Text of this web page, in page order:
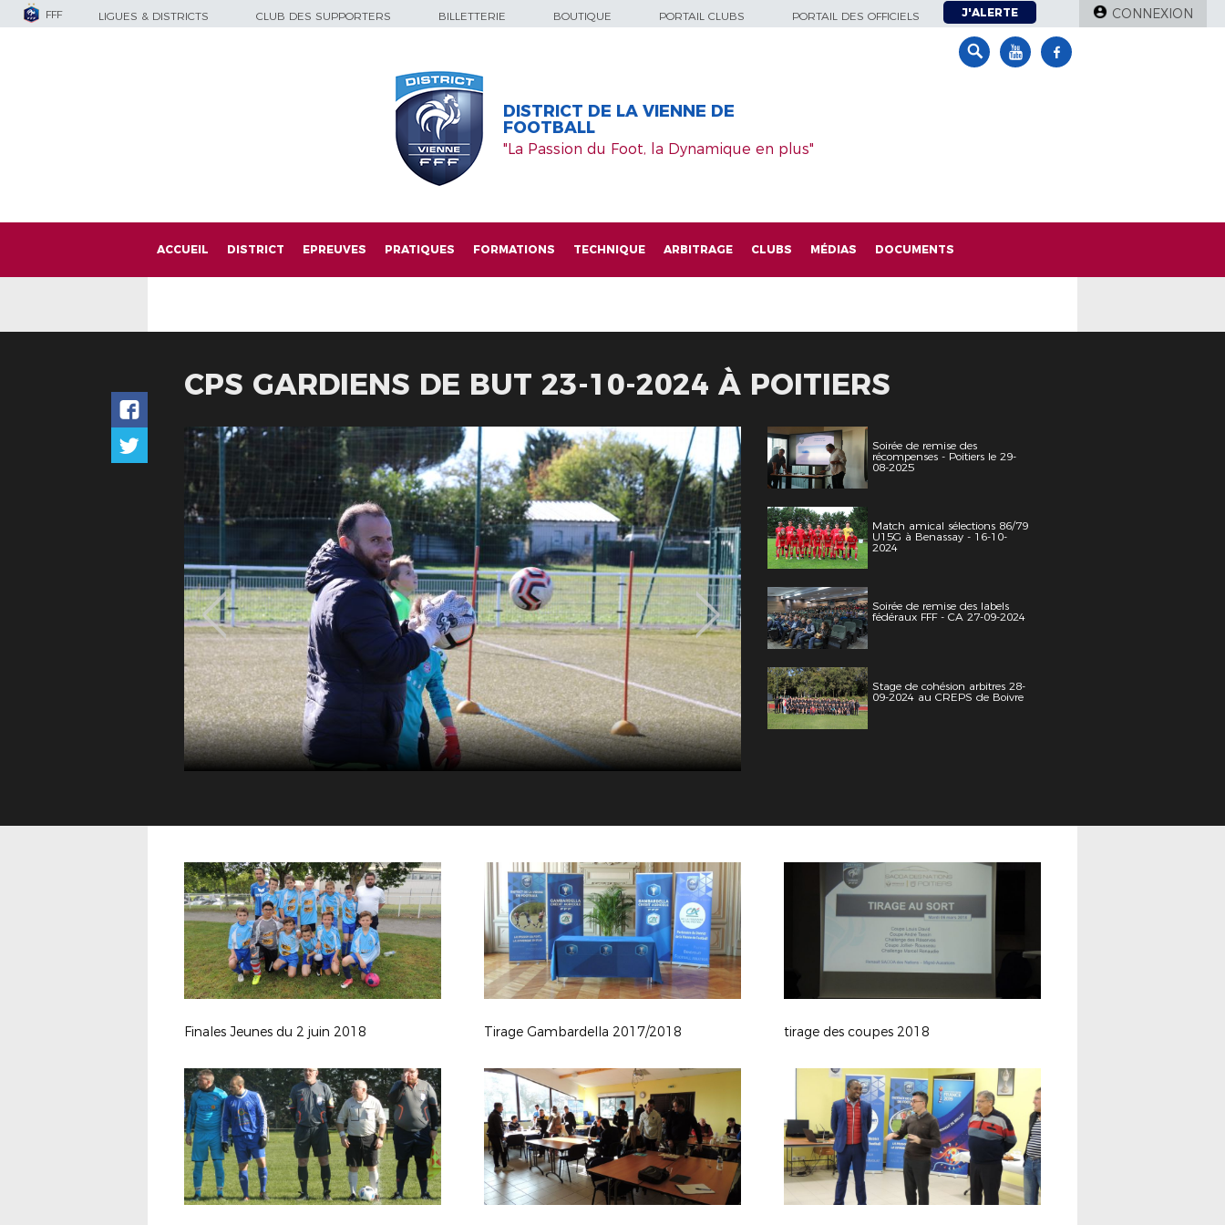
FFF LIGUES & DISTRICTS CLUB DES SUPPORTERS BILLETTERIE BOUTIQUE PORTAIL CLUBS PORTAIL DES OFFICIELS J'ALERTE CONNEXION
DISTRICT DE LA VIENNE DE
FOOTBALL
"La Passion du Foot, la Dynamique en plus"
ACCUEIL DISTRICT EPREUVES PRATIQUES FORMATIONS TECHNIQUE ARBITRAGE CLUBS MÉDIAS DOCUMENTS
CPS GARDIENS DE BUT 23-10-2024 À POITIERS
Soirée de remise des
récompenses - Poitiers le 29-
08-2025
Match amical sélections 86/79
U15G à Benassay - 16-10-
2024
Soirée de remise des labels
fédéraux FFF - CA 27-09-2024
Stage de cohésion arbitres 28-
09-2024 au CREPS de Boivre
Finales Jeunes du 2 juin 2018 Tirage Gambardella 2017/2018 tirage des coupes 2018